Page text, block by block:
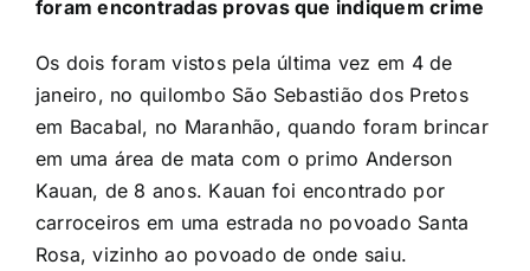
foram encontradas provas que indiquem crime
Os dois foram vistos pela última vez em 4 de
janeiro, no quilombo São Sebastião dos Pretos
em Bacabal, no Maranhão, quando foram brincar
em uma área de mata com o primo Anderson
Kauan, de 8 anos. Kauan foi encontrado por
carroceiros em uma estrada no povoado Santa
Rosa, vizinho ao povoado de onde saiu.